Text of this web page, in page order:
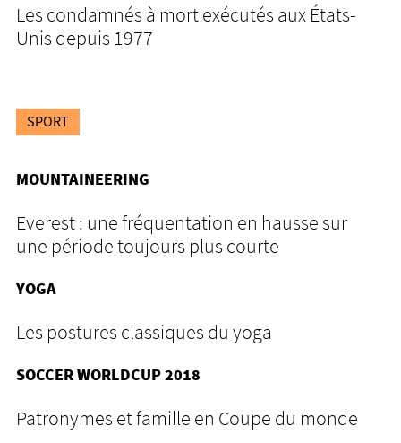
Les condamnés à mort exécutés aux États-
Unis depuis 1977
SPORT
MOUNTAINEERING
Everest : une fréquentation en hausse sur
une période toujours plus courte
YOGA
Les postures classiques du yoga
SOCCER WORLDCUP 2018
Patronymes et famille en Coupe du monde